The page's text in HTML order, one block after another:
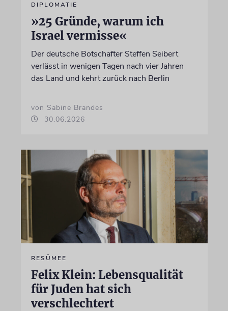
DIPLOMATIE
»25 Gründe, warum ich
Israel vermisse«
Der deutsche Botschafter Steffen Seibert
verlässt in wenigen Tagen nach vier Jahren
das Land und kehrt zurück nach Berlin
von Sabine Brandes
30.06.2026
RESÜMEE
Felix Klein: Lebensqualität
für Juden hat sich
verschlechtert